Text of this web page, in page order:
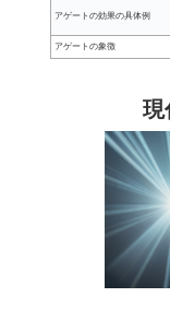
アゲートの効果の具体例
アゲートの象徴
現